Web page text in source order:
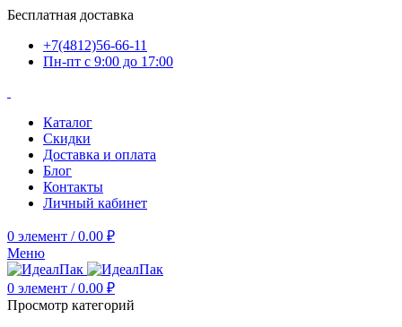
Бесплатная доставка
+7(4812)56-66-11
Пн-пт c 9:00 до 17:00
Каталог
Скидки
Доставка и оплата
Блог
Контакты
Личный кабинет
0 элемент / 0.00 ₽
Меню
0 элемент / 0.00 ₽
Просмотр категорий